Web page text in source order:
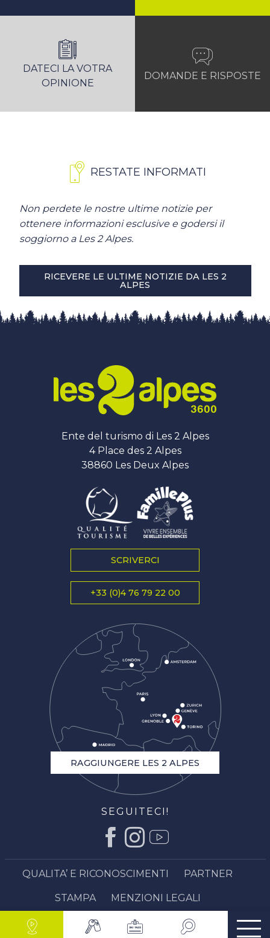
DATECI LA VOTRA
OPINIONE
DOMANDE E RISPOSTE
RESTATE INFORMATI
Non perdete le nostre ultime notizie per
ottenere informazioni esclusive e godersi il
soggiorno a Les 2 Alpes.
RICEVERE LE ULTIME NOTIZIE DA LES 2
ALPES
Ente del turismo di Les 2 Alpes
4 Place des 2 Alpes
38860 Les Deux Alpes
SCRIVERCI
+33 (0)4 76 79 22 00
RAGGIUNGERE LES 2 ALPES
SEGUITECI!
QUALITA’ E RICONOSCIMENTI PARTNER
STAMPA MENZIONI LEGALI
POLITICA DI PRIVACY MAPPA DEL SITO